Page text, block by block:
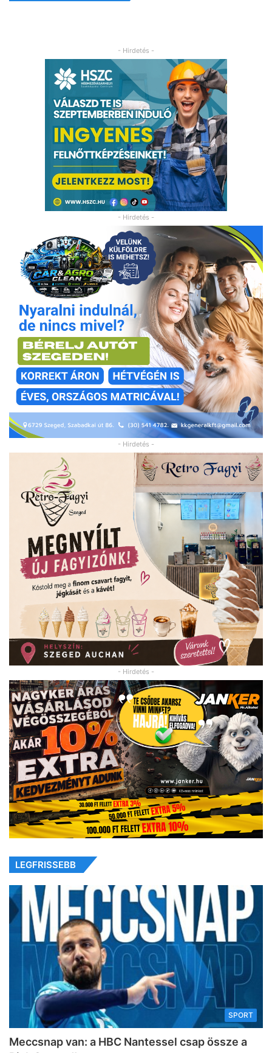
- Hirdetés -
- Hirdetés -
- Hirdetés -
- Hirdetés -
LEGFRISSEBB
SPORT
Meccsnap van: a HBC Nantessel csap össze a